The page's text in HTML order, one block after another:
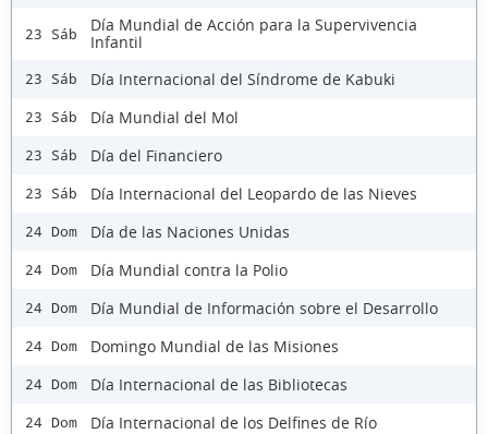
23 Sáb
Día Mundial de Acción para la Supervivencia
Infantil
23 Sáb Día Internacional del Síndrome de Kabuki
23 Sáb Día Mundial del Mol
23 Sáb Día del Financiero
23 Sáb Día Internacional del Leopardo de las Nieves
24 Dom Día de las Naciones Unidas
24 Dom Día Mundial contra la Polio
24 Dom Día Mundial de Información sobre el Desarrollo
24 Dom Domingo Mundial de las Misiones
24 Dom Día Internacional de las Bibliotecas
24 Dom Día Internacional de los Delfines de Río